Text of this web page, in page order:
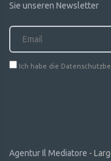
Sie unseren Newsletter
Ich habe die
Agentur Il Mediatore -